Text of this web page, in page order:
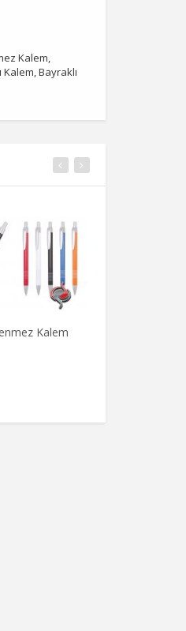
Kalem,
Bayraklı
Kalem